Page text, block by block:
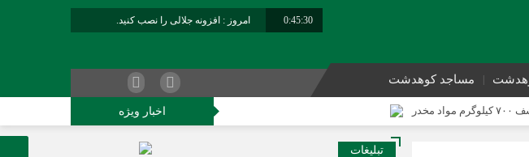
0:45:30 امروز : افزونه جلالی را نصب کنید.
مساجد کوهدشت
اخبار ویژه
مرگ در تور اطلاعاتی عملیاتی تکاوران فراجا
تبلیغات